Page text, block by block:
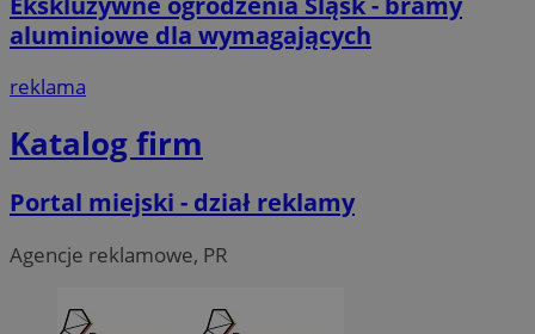
aluminiowe dla wymagających
reklama
Katalog firm
Portal miejski - dział reklamy
Agencje reklamowe, PR